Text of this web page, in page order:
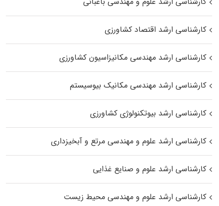
کارشناسی ارشد اقتصاد کشاورزی
کارشناسی ارشد مهندسی مکانیزاسیون کشاورزی
کارشناسی ارشد مهندسی مکانیک بیوسیستم
کارشناسی ارشد بیوتکنولوژی کشاورزی
کارشناسی ارشد علوم و مهندسی مرتع و آبخیزداری
کارشناسی ارشد علوم و صنایع غذایی
کارشناسی ارشد علوم و مهندسی محیط زیست